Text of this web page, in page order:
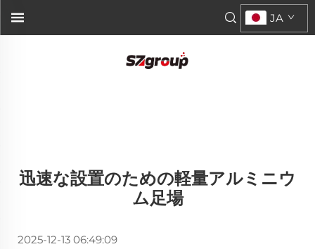
JA
迅速な設置のための軽量アルミニウ
ム足場
2025-12-13 06:49:09